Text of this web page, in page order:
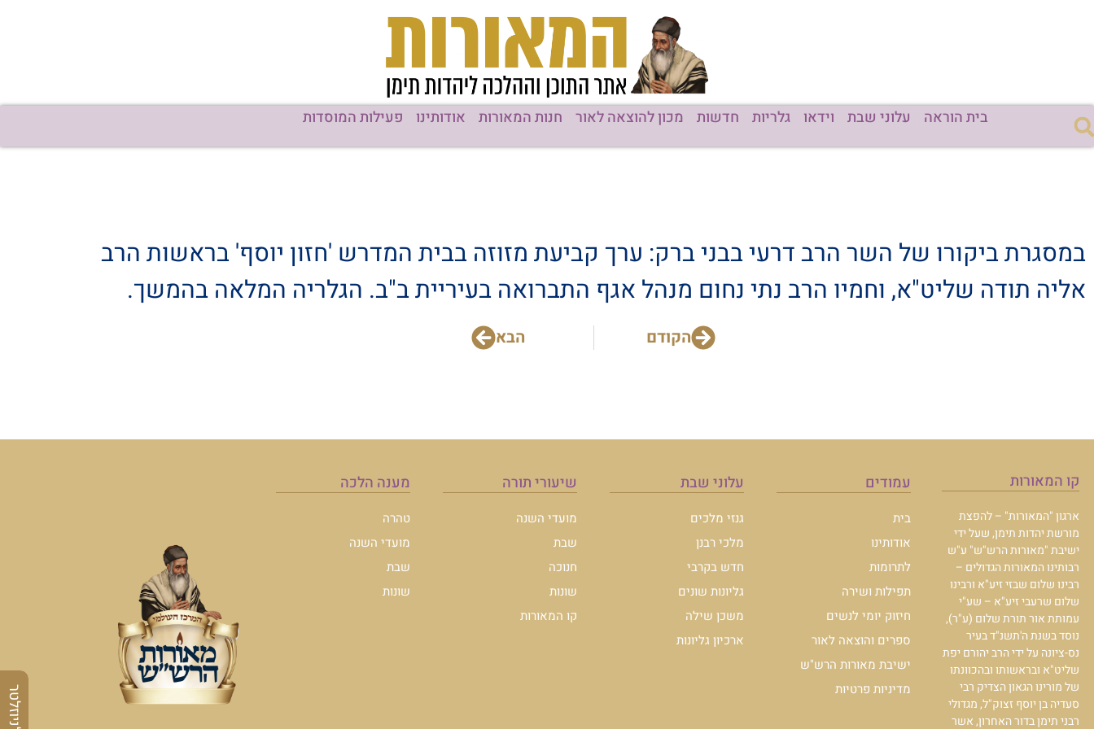
בית הוראה עלוני שבת וידאו גלריות חדשות מכון להוצאה לאור חנות המאורות אודותינו פעילות המוסדות
במסגרת ביקורו של השר הרב דרעי בבני ברק: ערך קביעת מזוזה בבית המדרש 'חזון יוסף' בראשות הרב
אליה תודה שליט"א, וחמיו הרב נתי נחום מנהל אגף התברואה בעיריית ב"ב. הגלריה המלאה בהמשך.
הקודם הבא
קו המאורות
ארגון "המאורות" – להפצת
מורשת יהדות תימן, שעל ידי
ישיבת "מאורות הרש"ש" ע"ש
רבותינו המאורות הגדולים –
רבינו שלום שבזי זיע"א ורבינו
שלום שרעבי זיע"א – שע"י
עמותת אור תורת שלום (ע"ר),
נוסד בשנת ה'תשנ"ד בעיר
נס-ציונה על ידי הרב יהורם יפת
שליט"א ובראשותו ובהכוונתו
של מורינו הגאון הצדיק רבי
סעדיה בן יוסף זצוק"ל, מגדולי
רבני תימן בדור האחרון, אשר
עמודים
בית
אודותינו
לתרומות
תפילות ושירה
חיזוק יומי לנשים
ספרים והוצאה לאור
ישיבת מאורות הרש"ש
מדיניות פרטיות
עלוני שבת
גנזי מלכים
מלכי רבנן
חדש בקרבי
גליונות שונים
משכן שילה
ארכיון גליונות
שיעורי תורה
מועדי השנה
שבת
חנוכה
שונות
קו המאורות
מענה הלכה
טהרה
מועדי השנה
שבת
שונות